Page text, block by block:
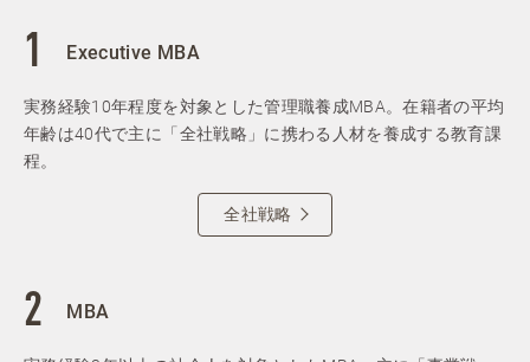
Executive MBA
実務経験10年程度を対象とした管理職養成MBA。在籍者の平均
年齢は40代で主に「全社戦略」に携わる人材を養成する教育課
程。
全社戦略
MBA